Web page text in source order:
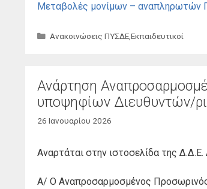
Μεταβολές μονίμων –
Κατηγορίες
Ανακοινώσεις ΠΥΣΔΕ,Εκπαιδευτικοί
Ανάρτηση
υποψηφίων Διευθυντών/
26 Ιανουαρίου 2026
Αναρτάται στην ιστοσελίδα της Δ.Δ.Ε.
Α/ Ο Αναπροσαρμοσμένος Προσωρινός